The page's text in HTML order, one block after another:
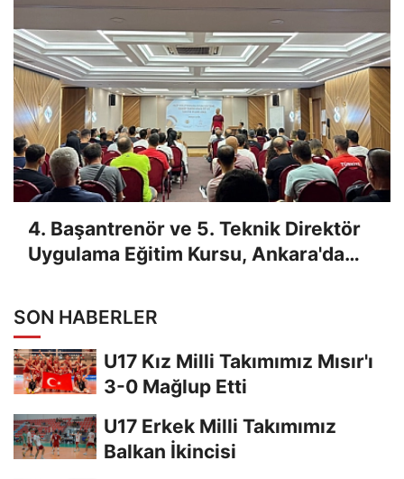
4. Başantrenör ve 5. Teknik Direktör
Uygulama Eğitim Kursu, Ankara'da
SON HABERLER
U17 Kız Milli Takımımız Mısır'ı
3-0 Mağlup Etti
U17 Erkek Milli Takımımız
Balkan İkincisi